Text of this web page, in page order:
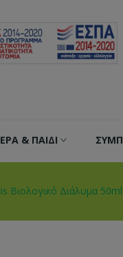
& ΠΑΙΔΙ
Βιολογικό Διάλυμα 50ml